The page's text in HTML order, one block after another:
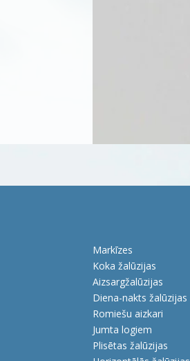
Markīzes
Koka žalūzijas
Aizsargžalūzijas
Diena-nakts žalūzijas
Romiešu aizkari
Jumta logiem
Plisētas žalūzijas